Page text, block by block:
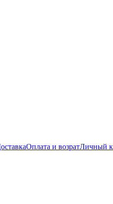
Оплата и возратЛичный